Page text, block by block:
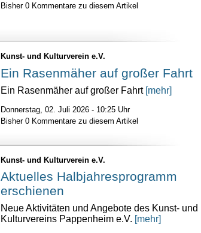
Bisher 0 Kommentare zu diesem Artikel
Kunst- und Kulturverein e.V.
Ein Rasenmäher auf großer Fahrt
Ein Rasenmäher auf großer Fahrt [mehr]
Donnerstag, 02. Juli 2026 - 10:25 Uhr
Bisher 0 Kommentare zu diesem Artikel
Kunst- und Kulturverein e.V.
Aktuelles Halbjahresprogramm
erschienen
Neue Aktivitäten und Angebote des Kunst- und
Kulturvereins Pappenheim e.V. [mehr]